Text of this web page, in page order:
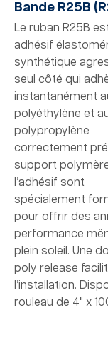
Bande R25B
Le ruban R25B
adhésif
synthétique
seul côté qui
instantanément
polyéthylène et
polypropylène
correctement
support
l’adhésif sont
spécialement
pour offrir des
performance
plein soleil. Une
poly release
l’installation.
rouleau de 4" x